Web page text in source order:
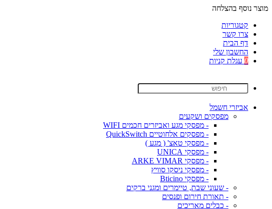
מוצר נוסף בהצלחה
קטגוריות
צרו קשר
דף הבית
החשבון שלי
0 עגלת קניות
אביזרי חשמל
מפסקים ושקעים
- מפסקי מגע ואביזרים חכמים WIFI
- מפסקים אלחוטיים QuickSwitch
- מפסקי טאצ' ( מגע )
- מפסקי UNICA
- מפסקי ARKE VIMAR
- מפסקי ניסקו סוויץ
- מפסקי Bticino
- שעוני שבת, טיימרים ומגני ברקים
- תאורת חירום ופנסים
- כבלים מאריכים